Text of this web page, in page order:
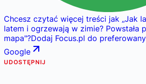
Chcesz czytać więcej treści jak „Jak
latem i ogrzewają w zimie? Powstała
mapa"?Dodaj Focus.pl do
Google
UDOSTĘPNIJ